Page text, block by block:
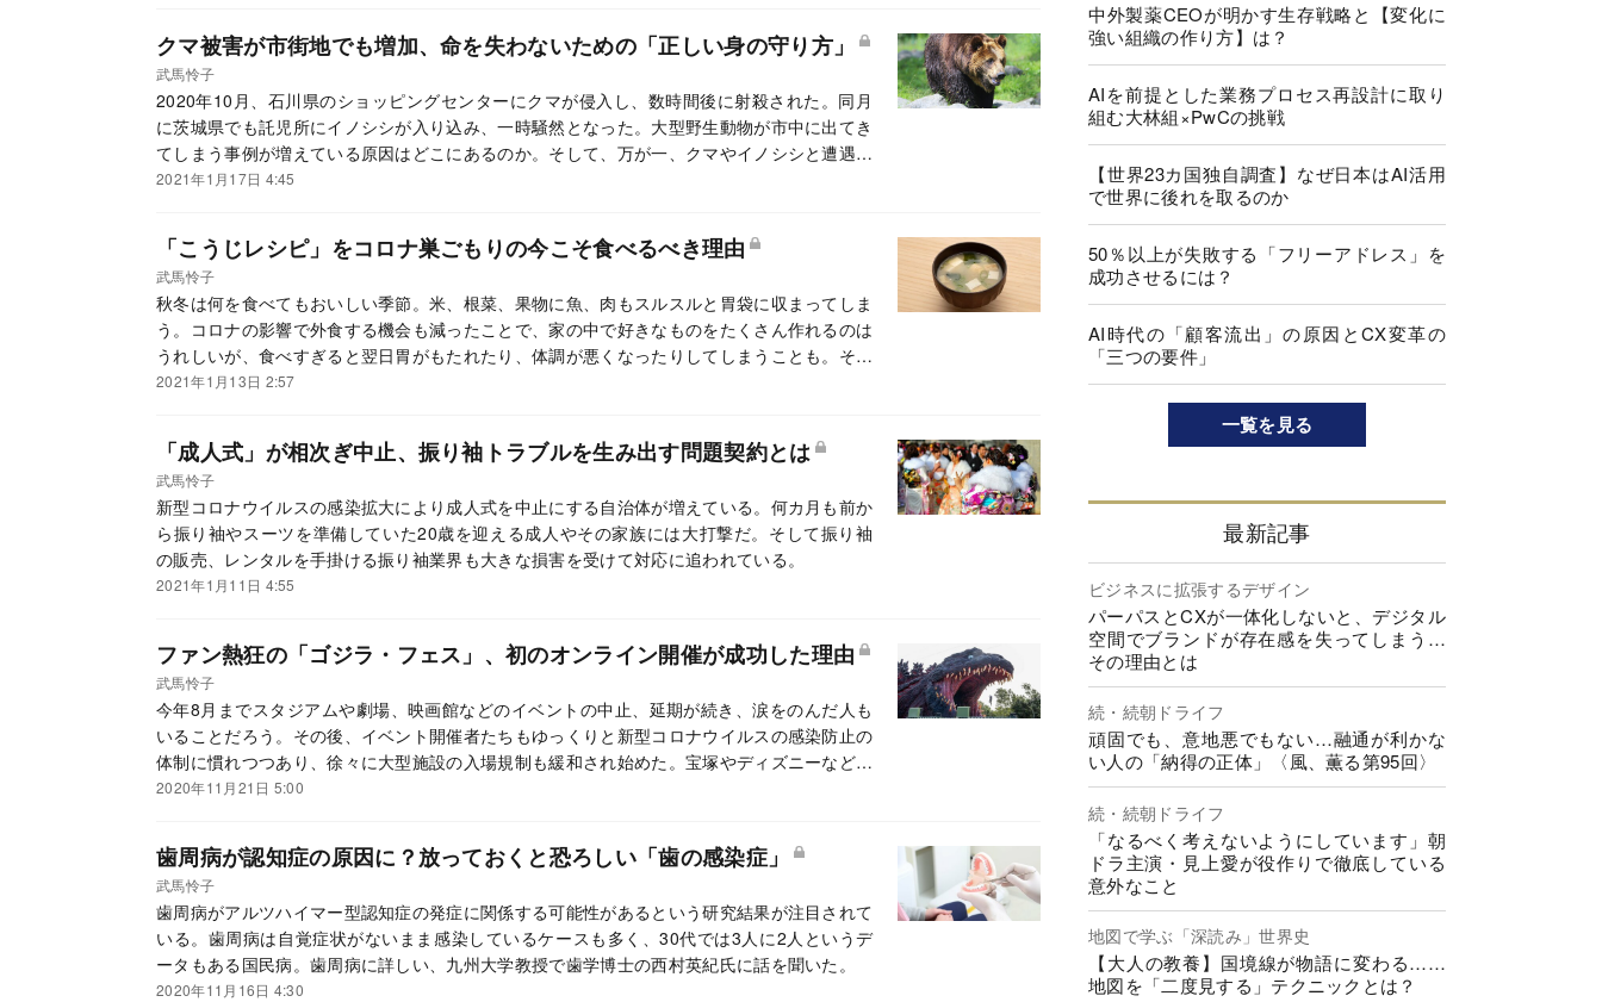
クマ被害が市街地でも増加、命を失わないための「正しい身の守り方」
武馬怜子
2020年10月、石川県のショッピングセンターにクマが侵入し、数時間後に射殺された。同月
に茨城県でも託児所にイノシシが入り込み、一時騒然となった。大型野生動物が市中に出てき
てしまう事例が増えている原因はどこにあるのか。そして、万が一、クマやイノシシと遭遇し
た場合に身を守るためにすべきこととは。
2021年1月17日 4:45
「こうじレシピ」をコロナ巣ごもりの今こそ食べるべき理由
武馬怜子
秋冬は何を食べてもおいしい季節。米、根菜、果物に魚、肉もスルスルと胃袋に収まってしま
う。コロナの影響で外食する機会も減ったことで、家の中で好きなものをたくさん作れるのは
うれしいが、食べすぎると翌日胃がもたれたり、体調が悪くなったりしてしまうことも。そん
なときは、料理に発酵食品や発酵調味料を取り入れるとよい。体に優しく、時には食材の旨味
2021年1月13日 2:57
「成人式」が相次ぎ中止、振り袖トラブルを生み出す問題契約とは
武馬怜子
新型コロナウイルスの感染拡大により成人式を中止にする自治体が増えている。何カ月も前か
ら振り袖やスーツを準備していた20歳を迎える成人やその家族には大打撃だ。そして振り袖
の販売、レンタルを手掛ける振り袖業界も大きな損害を受けて対応に追われている。
2021年1月11日 4:55
ファン熱狂の「ゴジラ・フェス」、初のオンライン開催が成功した理由
武馬怜子
今年8月までスタジアムや劇場、映画館などのイベントの中止、延期が続き、涙をのんだ人も
いることだろう。その後、イベント開催者たちもゆっくりと新型コロナウイルスの感染防止の
体制に慣れつつあり、徐々に大型施設の入場規制も緩和され始めた。宝塚やディズニーなど、
人数制限や消毒をはじめさまざまなウイルス対策をした上で、大きな施設でイベントを再開し
取材した。
2020年11月21日 5:00
歯周病が認知症の原因に？放っておくと恐ろしい「歯の感染症」
武馬怜子
歯周病がアルツハイマー型認知症の発症に関係する可能性があるという研究結果が注目されて
いる。歯周病は自覚症状がないまま感染しているケースも多く、30代では3人に2人というデ
ータもある国民病。歯周病に詳しい、九州大学教授で歯学博士の西村英紀氏に話を聞いた。
2020年11月16日 4:30
中外製薬CEOが明かす生存戦略と【変化に
強い組織の作り方】は？
AIを前提とした業務プロセス再設計に取り
組む大林組×PwCの挑戦
【世界23カ国独自調査】なぜ日本はAI活用
で世界に後れを取るのか
50％以上が失敗する「フリーアドレス」を
成功させるには？
AI時代の「顧客流出」の原因とCX変革の
「三つの要件」
一覧を見る
最新記事
ビジネスに拡張するデザイン
パーパスとCXが一体化しないと、デジタル
空間でブランドが存在感を失ってしまう…
その理由とは
続・続朝ドライフ
頑固でも、意地悪でもない…融通が利かな
い人の「納得の正体」〈風、薫る第95回〉
続・続朝ドライフ
「なるべく考えないようにしています」朝
ドラ主演・見上愛が役作りで徹底している
意外なこと
地図で学ぶ「深読み」世界史
【大人の教養】国境線が物語に変わる……
地図を「二度見する」テクニックとは？